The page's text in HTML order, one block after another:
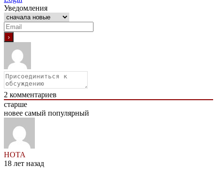
Уведомления
2 комментариев
старше
новее самый популярный
НОТА
18 лет назад